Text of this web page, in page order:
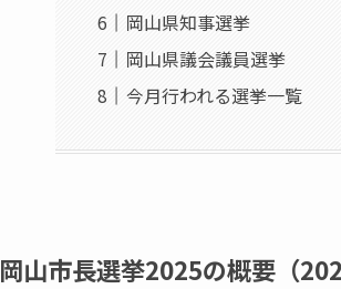
岡山県知事選挙
岡山県議会議員選挙
今月行われる選挙一覧
岡山市長選挙2025の概要（